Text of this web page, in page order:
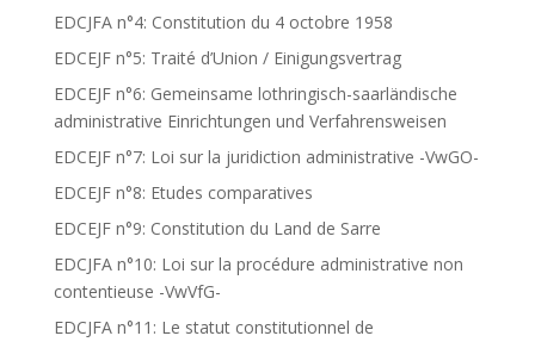
EDCJFA n°4: Constitution du 4 octobre 1958
EDCEJF n°5: Traité d’Union / Einigungsvertrag
EDCEJF n°6: Gemeinsame lothringisch-saarländische
administrative Einrichtungen und Verfahrensweisen
EDCEJF n°7: Loi sur la juridiction administrative -VwGO-
EDCEJF n°8: Etudes comparatives
EDCEJF n°9: Constitution du Land de Sarre
EDCJFA n°10: Loi sur la procédure administrative non
contentieuse -VwVfG-
EDCJFA n°11: Le statut constitutionnel de